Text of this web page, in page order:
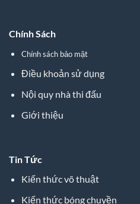
Chính Sách
Chính sách bảo mật
Điều khoản sử dụng
Nội quy nhà thi đấu
Giới thiệu
Tin Tức
Kiến thức võ thuật
Kiến thức bóng chuyền